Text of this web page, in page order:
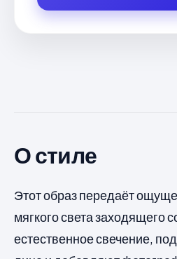
О стиле
Этот образ передаёт
мягкого света заходящего
естественное свечение,